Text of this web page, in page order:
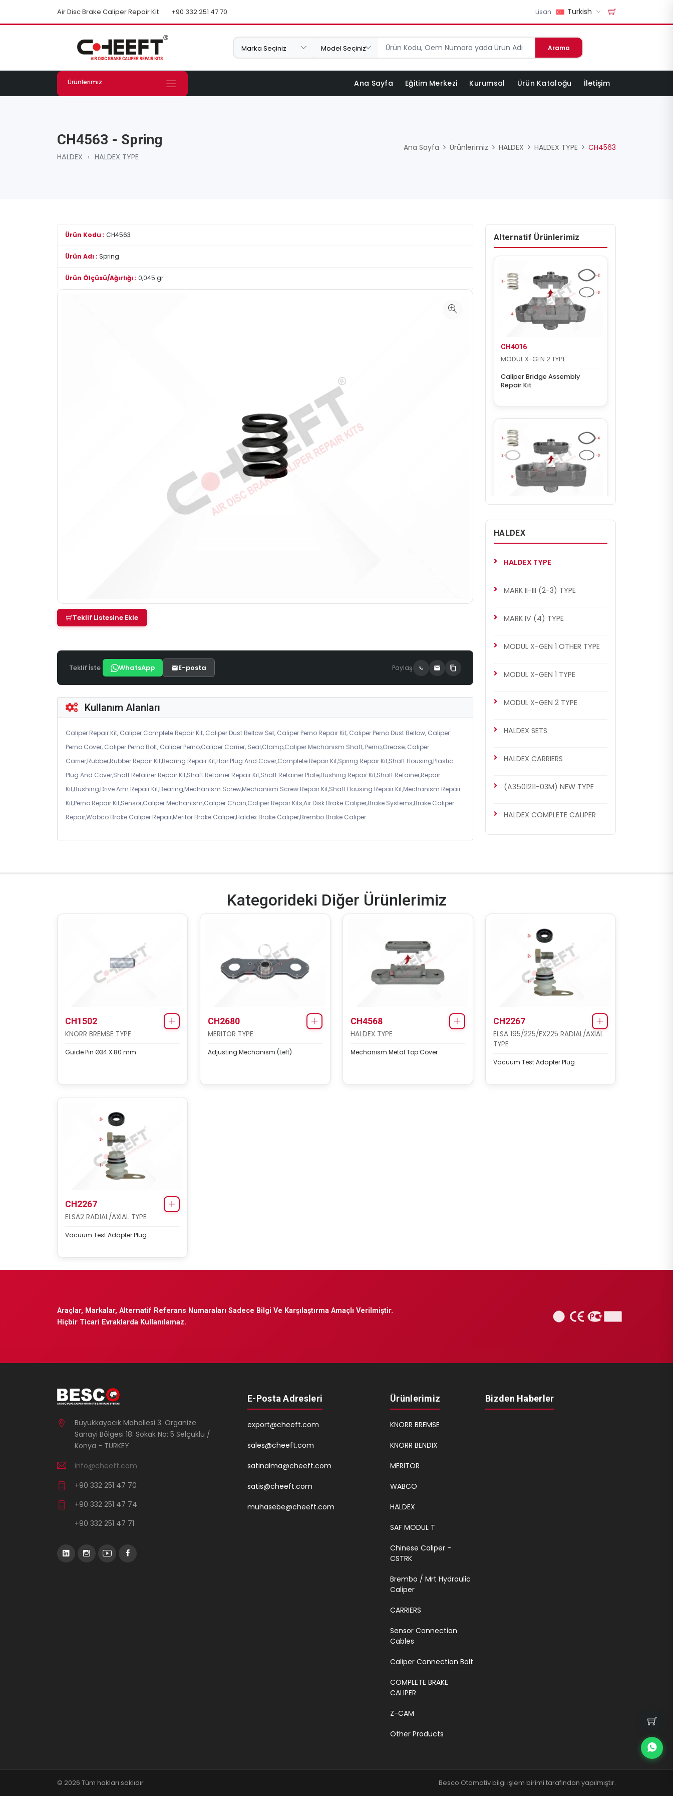
Air Disc Brake Caliper Repair Kit +90 332 251 47 70 Lisan Turkish
Arama
Ürünlerimiz Ana Sayfa Eğitim Merkezi Kurumsal Ürün Kataloğu İletişim
CH4563 - Spring
HALDEX › HALDEX TYPE
Ana Sayfa Ürünlerimiz HALDEX HALDEX TYPE CH4563
Ürün Kodu : CH4563
Ürün Adı : Spring
Ürün Ölçüsü/Ağırlığı : 0,045 gr
Teklif Listesine Ekle
Teklif İste WhatsApp E-posta Paylaş
Kullanım Alanları
Caliper Repair Kit, Caliper Complete Repair Kit, Caliper Dust Bellow Set, Caliper Perno Repair Kit, Caliper Perno Dust Bellow, Caliper
Perno Cover, Caliper Perno Bolt, Caliper Perno,Caliper Carrier, Seal,Clamp,Caliper Mechanism Shaft, Perno,Grease, Caliper
Carrier,Rubber,Rubber Repair Kit,Bearing Repair Kit,Hair Plug And Cover,Complete Repair Kit,Spring Repair Kit,Shaft Housing,Plastic
Plug And Cover,Shaft Retainer Repair Kit,Shaft Retainer Repair Kit,Shaft Retainer Plate,Bushing Repair Kit,Shaft Retainer,Repair
Kit,Bushing,Drive Arm Repair Kit,Bearing,Mechanism Screw,Mechanism Screw Repair Kit,Shaft Housing Repair Kit,Mechanism Repair
Kit,Perno Repair Kit,Sensor,Caliper Mechanism,Caliper Chain,Caliper Repair Kits,Air Disk Brake Caliper,Brake Systems,Brake Caliper
Repair,Wabco Brake Caliper Repair,Meritor Brake Caliper,Haldex Brake Caliper,Brembo Brake Caliper
Alternatif Ürünlerimiz
CH4016
MODUL X-GEN 2 TYPE
Caliper Bridge Assembly
Repair Kit
MODUL X-GEN 1 TYPE
CH4061
Caliper Bridge Assembly
HALDEX
HALDEX TYPE
MARK II-III (2-3) TYPE
MARK IV (4) TYPE
MODUL X-GEN 1 OTHER TYPE
MODUL X-GEN 1 TYPE
MODUL X-GEN 2 TYPE
HALDEX SETS
HALDEX CARRIERS
(A3501211-03M) NEW TYPE
HALDEX COMPLETE CALIPER
Kategorideki Diğer Ürünlerimiz
CH1502
KNORR BREMSE TYPE
Guide Pin Ø34 X 80 mm
CH2680
MERITOR TYPE
Adjusting Mechanism (Left)
CH4568
HALDEX TYPE
Mechanism Metal Top Cover
CH2267
ELSA 195/225/EX225 RADIAL/AXIAL
TYPE
Vacuum Test Adapter Plug
CH2267
ELSA2 RADIAL/AXIAL TYPE
Vacuum Test Adapter Plug
Araçlar, Markalar, Alternatif Referans Numaraları Sadece Bilgi Ve Karşılaştırma Amaçlı Verilmiştir.
Hiçbir Ticari Evraklarda Kullanılamaz.
Büyükkayacık Mahallesi 3. Organize
Sanayi Bölgesi 18. Sokak No: 5 Selçuklu /
Konya - TURKEY
info@cheeft.com
+90 332 251 47 70
+90 332 251 47 74
+90 332 251 47 71
E-Posta Adresleri
export@cheeft.com
sales@cheeft.com
satinalma@cheeft.com
satis@cheeft.com
muhasebe@cheeft.com
Ürünlerimiz
KNORR BREMSE
KNORR BENDIX
MERITOR
WABCO
HALDEX
SAF MODUL T
Chinese Caliper -
CSTRK
Brembo / Mrt Hydraulic
Caliper
CARRIERS
Sensor Connection
Cables
Caliper Connection Bolt
COMPLETE BRAKE
CALIPER
Z-CAM
Other Products
Bizden Haberler
© 2026 Tüm hakları saklıdır Besco Otomotiv bilgi işlem birimi tarafından yapılmıştır.